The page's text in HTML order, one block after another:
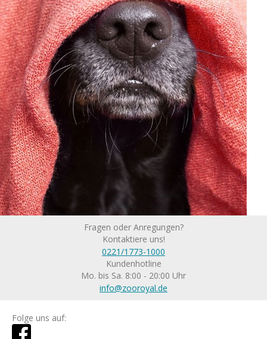
Fragen oder Anregungen?
Kontaktiere uns!
0221/1773-1000
Kundenhotline
Mo. bis Sa. 8:00 - 20:00 Uhr
info@zooroyal.de
Folge uns auf: